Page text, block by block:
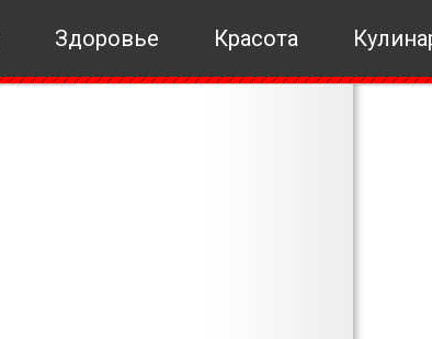
Здоровье Красота